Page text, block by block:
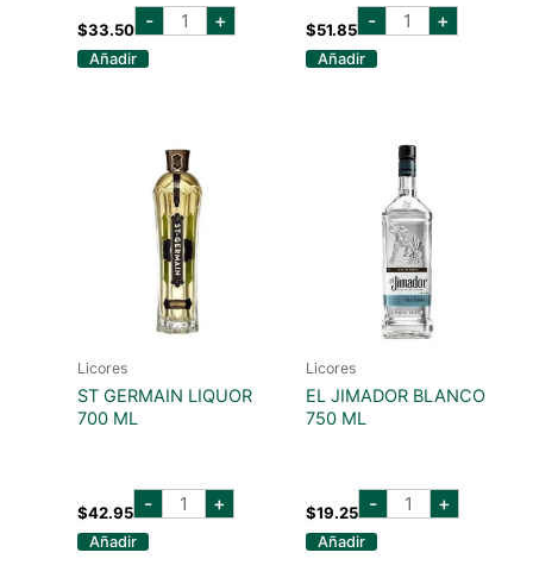
$33.50 - casamigos
reposado
+
Añadir
$51.85 - the
london+
Añadir
Licores
ST GERMAIN LIQUOR
700 ML
$42.95 - st
germain
+
Añadir
Licores
EL JIMADOR BLANCO
750 ML
$19.25 - EL
JIMADOR
+
Añadir